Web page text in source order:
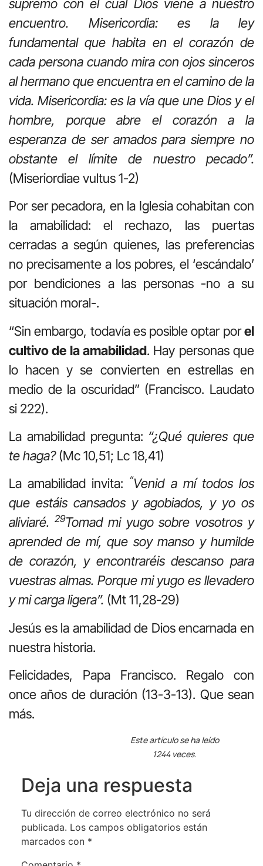
supremo con el cual Dios viene a nuestro
encuentro. Misericordia: es la ley
fundamental que habita en el corazón de
cada persona cuando mira con ojos sinceros
al hermano que encuentra en el camino de la
vida. Misericordia: es la vía que une Dios y el
hombre, porque abre el corazón a la
esperanza de ser amados para siempre no
obstante el límite de nuestro pecado”.
(Miseriordiae vultus 1-2)
Por ser pecadora, en la Iglesia cohabitan con
la amabilidad: el rechazo, las puertas
cerradas a según quienes, las preferencias
no precisamente a los pobres, el ‘escándalo’
por bendiciones a las personas -no a su
situación moral-.
“Sin embargo, todavía es posible optar porel
cultivo de la amabilidad. Hay personas que
lo hacen y se convierten en estrellas en
medio de la oscuridad” (Francisco. Laudato
si 222).
La amabilidad pregunta: “¿Qué quieres que
te haga?(Mc 10,51; Lc 18,41)
La amabilidad invita: “Venid a mí todos los
que estáis cansados y agobiados, y yo os
aliviaré. 29Tomad mi yugo sobre vosotros y
aprended de mí, que soy manso y humilde
de corazón, y encontraréis descanso para
vuestras almas. Porque mi yugo es llevadero
y mi carga ligera”. (Mt 11,28-29)
Jesús es la amabilidad de Dios encarnada en
nuestra historia.
Felicidades, Papa Francisco. Regalo con
once años de duración (13-3-13). Que sean
más.
Este artículo se ha leído
1244 veces.
Deja una respuesta
Tu dirección de correo electrónico no será
publicada. Los campos obligatorios están
marcados con *